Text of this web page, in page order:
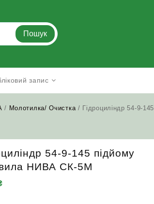
Пошук
запис
/ Молотилка/ Очистка/ Гідроциліндр 54-9-145
54-9-145 підйому
НИВА СК-5М